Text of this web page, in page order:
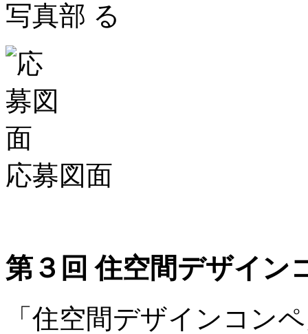
写真部
応募図面
第３回 住空間デザイン
「住空間デザインコン